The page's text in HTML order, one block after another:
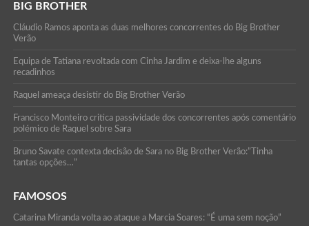
BIG BROTHER
Cláudio Ramos aponta as duas melhores concorrentes do Big Brother
Verão
Equipa de Tatiana revoltada com Cinha Jardim e deixa-lhe alguns
recadinhos
Raquel ameaça desistir do Big Brother Verão
Francisco Monteiro critica passividade dos concorrentes após comentário
polémico de Raquel sobre Sara
Bruno Savate contexta decisão de Sara no Big Brother Verão:”Tinha
tantas opções…”
FAMOSOS
Catarina Miranda volta ao ataque a Marcia Soares: “É uma sem noção”